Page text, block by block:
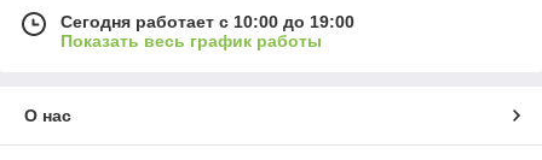
Сегодня работает с 10:00 до 19:00
Показать весь график работы
О нас